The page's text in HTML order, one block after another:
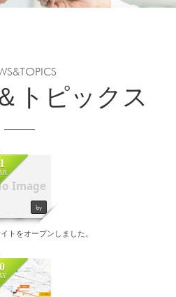
トピックス
Image
by
トをオープンしました。